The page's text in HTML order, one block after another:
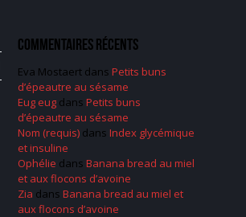
Commentaires récents
Eva Mostaert dans Petits buns
d’épeautre au sésame
Eug eug dans Petits buns
d’épeautre au sésame
Nom (requis) dans Index glycémique
et insuline
Ophélie dans Banana bread au miel
et aux flocons d’avoine
Zia dans Banana bread au miel et
aux flocons d’avoine